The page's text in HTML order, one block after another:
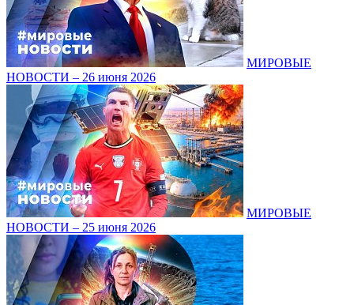
МИРОВЫЕ
НОВОСТИ – 26 июня 2026
МИРОВЫЕ
НОВОСТИ – 25 июня 2026